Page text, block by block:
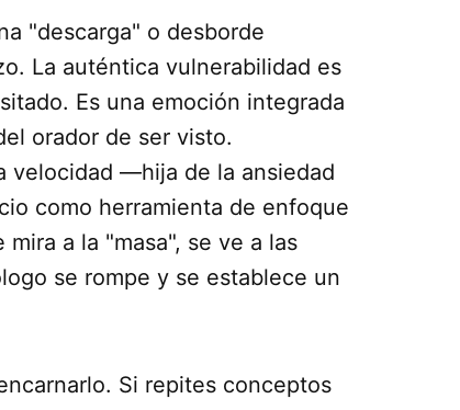
"descarga" o desborde
La auténtica vulnerabilidad es
Es una emoción integrada
orador de ser visto.
velocidad —hija de la ansiedad
como herramienta de enfoque
a la "masa", se ve a las
se rompe y se establece un
Si repites conceptos